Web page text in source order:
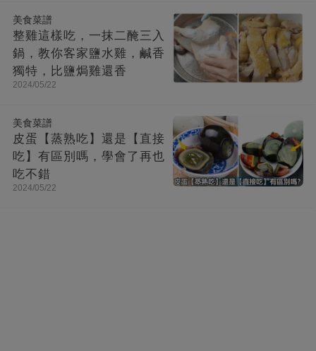
美食菜譜
整雞這樣吃，一抹二醃三入
鍋，教你客家鹽水雞，鹹香
獨特，比鹽焗雞還香
2024/05/22
美食菜譜
皮蛋【蒸熟吃】還是【直接
吃】有區別嗎，學會了再也
吃不錯
2024/05/22